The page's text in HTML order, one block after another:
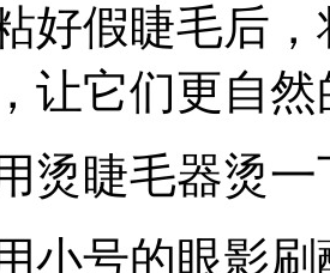
好假睫毛后
让它们更自
烫睫毛器烫
小号的眼影